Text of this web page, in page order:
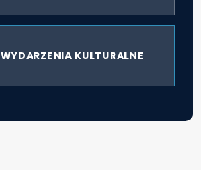
WYDARZENIA KULTURALNE